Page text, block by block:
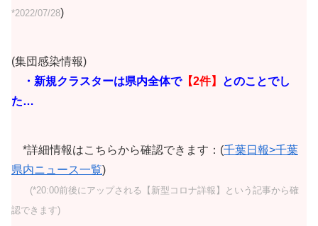
*2022/07/28)
(集団感染情報)
・新規クラスターは県内全体で【2件】
とのことでし
た…
*詳細情報はこちらから確認できます：(千葉日報>千葉
県内ニュース一覧)
(*20:00前後にアップされる【新型コロナ詳報】という記事から確
認できます)